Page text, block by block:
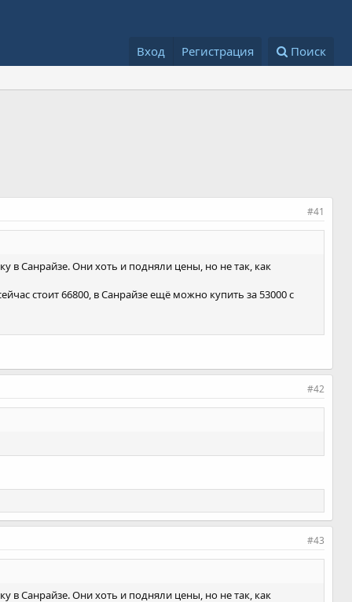
Вход Регистрация Поиск
#41
в Санрайзе. Они хоть и подняли цены, но не так, как
стоит 66800, в Санрайзе ещё можно купить за 53000 с
#42
#43
в Санрайзе. Они хоть и подняли цены, но не так, как